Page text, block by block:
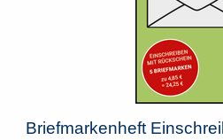
Briefmarkenheft